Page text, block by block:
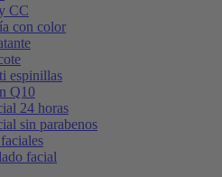
CC
con color
espinillas
Q10
24 horas
sin parabenos
facial